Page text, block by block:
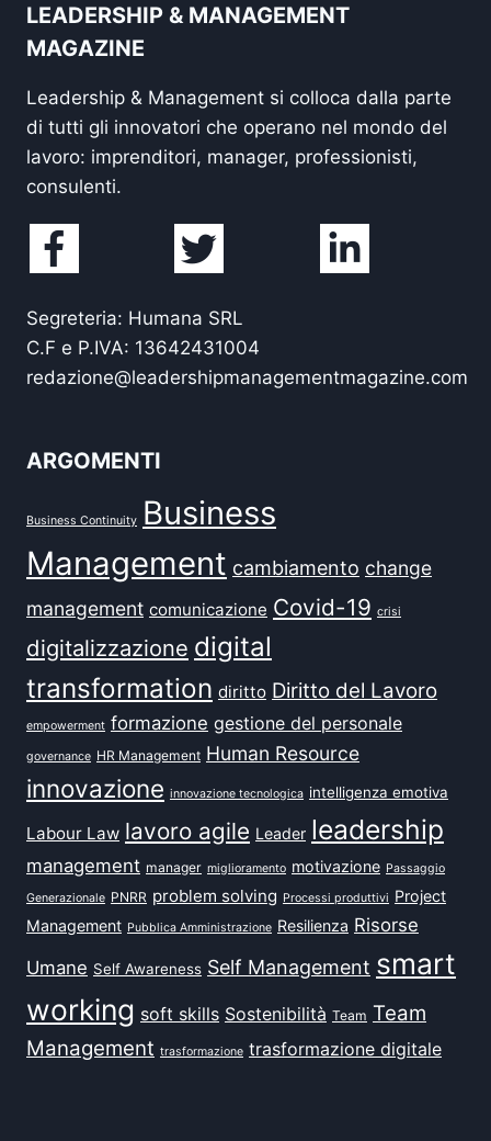
LEADERSHIP & MANAGEMENT
MAGAZINE
Leadership & Management si colloca dalla parte
di tutti gli innovatori che operano nel mondo del
lavoro: imprenditori, manager, professionisti,
consulenti.
Segreteria: Humana SRL
C.F e P.IVA: 13642431004
redazione@leadershipmanagementmagazine.com
ARGOMENTI
Business Continuity Business
Management cambiamento change
management comunicazione Covid-19 crisi
digitalizzazione digital
transformation diritto Diritto del Lavoro
empowerment formazione gestione del personale
governance HR Management Human Resource
innovazione innovazione tecnologica intelligenza emotiva
Labour Law lavoro agile Leader leadership
management manager miglioramento motivazione Passaggio
Generazionale PNRR problem solving Processi produttivi Project
Management Pubblica Amministrazione Resilienza Risorse
Umane Self Awareness Self Management smart
working soft skills Sostenibilità Team Team
Management trasformazione trasformazione digitale